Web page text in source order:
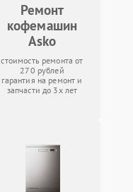
Ремонт
кофемашин
Asko
стоимость ремонта от
270 рублей
гарантия на ремонт и
запчасти до 3х лет